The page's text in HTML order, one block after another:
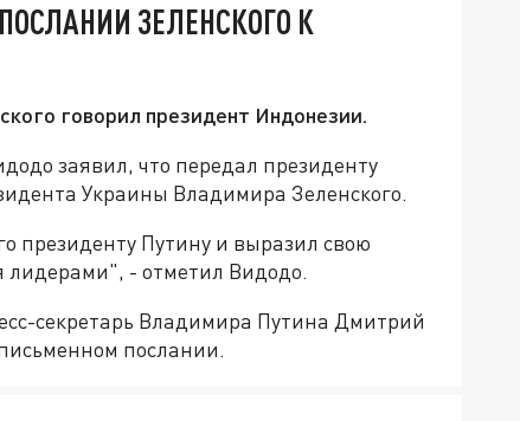
ЗЕЛЕНСКОГО К
говорил президент Индонезии.
заявил, что передал президенту
Украины Владимира Зеленского.
президенту Путину и выразил свою
лидерами", - отметил Видодо.
секретарь Владимира Путина Дмитрий
послании.